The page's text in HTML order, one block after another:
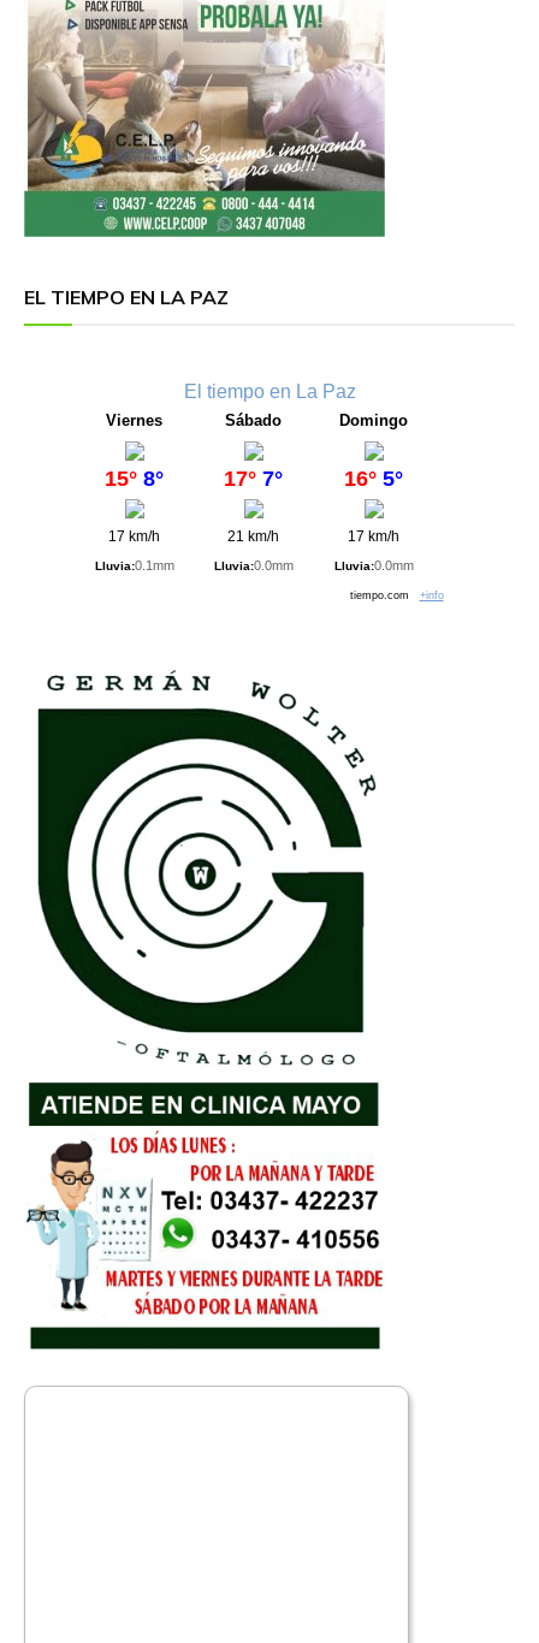
EL TIEMPO EN LA PAZ
El tiempo en La Paz
Viernes
15° 8°
17 km/h
Lluvia:0.1mm
Sábado
17° 7°
21 km/h
Lluvia:0.0mm
Domingo
16° 5°
17 km/h
Lluvia:0.0mm
tiempo.com +info